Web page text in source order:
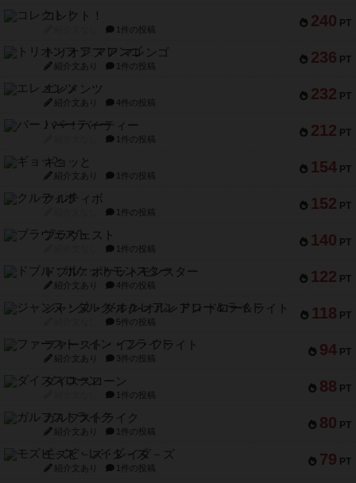
240 PT
コレクト！
1件の投稿
236 PT
トリオンフ ア マレンゴ
紹介文あり 1件の投稿
232 PT
エレメンツ
紹介文あり 4件の投稿
212 PT
バー！パーティー
1件の投稿
154 PT
ギョッと
紹介文あり 1件の投稿
152 PT
クルティボ
1件の投稿
140 PT
ブラヴェスト
1件の投稿
122 PT
ドブル：ポケットモンスター
紹介文あり 4件の投稿
118 PT
ジャンヌ・ダルク-オルレアン ドロー＆ライト
5件の投稿
94 PT
ファースト・イン・フライト
紹介文あり 3件の投稿
88 PT
ダイススローン
1件の投稿
80 PT
ガルフストライク
紹介文あり 1件の投稿
79 PT
モズビ－ズ・レイダ－ズ
紹介文あり 1件の投稿